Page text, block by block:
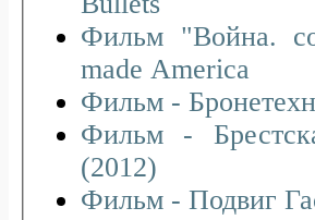
Фильм "Война.
made America
Фильм -
Фильм -
(2012)
Фильм - Подвиг